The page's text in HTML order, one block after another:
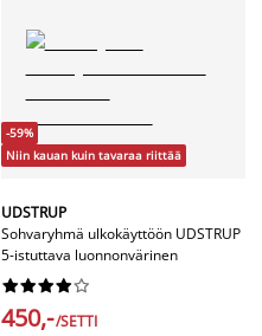
-59%
Niin kauan kuin tavaraa riittää
UDSTRUP
Sohvaryhmä ulkokäyttöön UDSTRUP
5-istuttava luonnonvärinen






450,-/SETTI